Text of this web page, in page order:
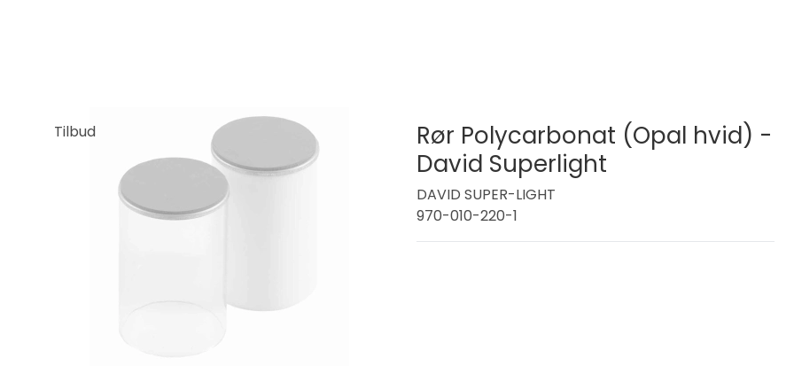
Tilbud
Rør Polycarbonat (Opal hvid) -
David Superlight
DAVID SUPER-LIGHT
970-010-220-1